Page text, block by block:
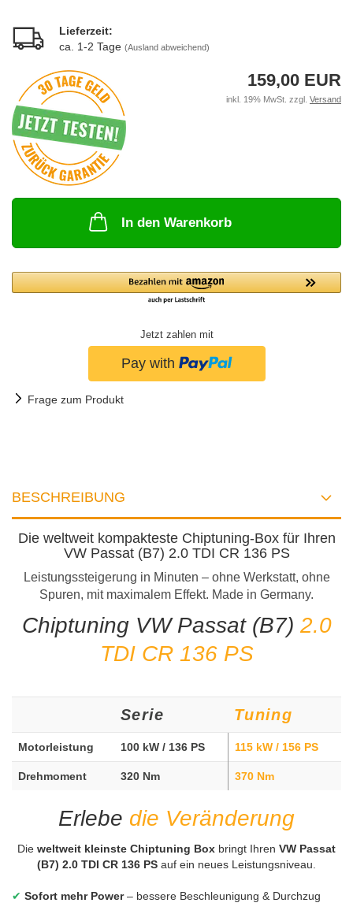
Lieferzeit:
ca. 1-2 Tage (Ausland abweichend)
159,00 EUR
inkl. 19% MwSt. zzgl. Versand
In den Warenkorb
Jetzt zahlen mit
Frage zum Produkt
BESCHREIBUNG
Die weltweit kompakteste Chiptuning-Box für Ihren
VW Passat (B7) 2.0 TDI CR 136 PS
Leistungssteigerung in Minuten – ohne Werkstatt, ohne
Spuren, mit maximalem Effekt. Made in Germany.
Chiptuning VW Passat (B7) 2.0
TDI CR 136 PS
Serie Tuning
Motorleistung 100 kW / 136 PS 115 kW / 156 PS
Drehmoment 320 Nm 370 Nm
Erlebe die Veränderung
Die weltweit kleinste Chiptuning Box bringt Ihren VW Passat
(B7) 2.0 TDI CR 136 PS auf ein neues Leistungsniveau.
✔ Sofort mehr Power– bessere Beschleunigung & Durchzug